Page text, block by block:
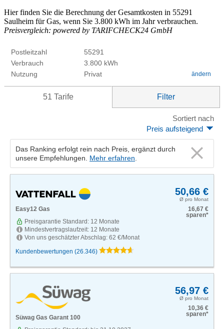
Hier finden Sie die Berechnung der Gesamtkosten in 55291
Saulheim für Gas, wenn Sie 3.800 kWh im Jahr verbrauchen.
Preisvergleich: powered by TARIFCHECK24 GmbH